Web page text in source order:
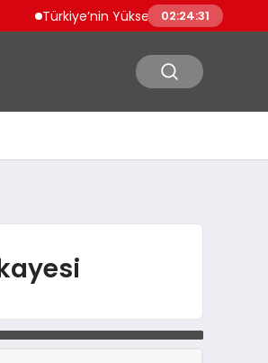
Türkiye’nin Yüksek Teknolojili Ürün
02:24:32